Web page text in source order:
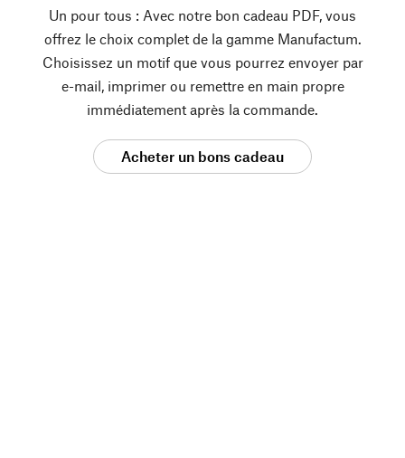
Un pour tous : Avec notre bon cadeau PDF, vous
offrez le choix complet de la gamme Manufactum.
Choisissez un motif que vous pourrez envoyer par
e-mail, imprimer ou remettre en main propre
immédiatement après la commande.
Acheter un bons cadeau